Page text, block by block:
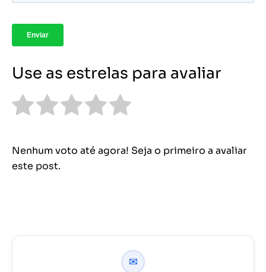
Use as estrelas para avaliar
Nenhum voto até agora! Seja o primeiro a avaliar
este post.
✉